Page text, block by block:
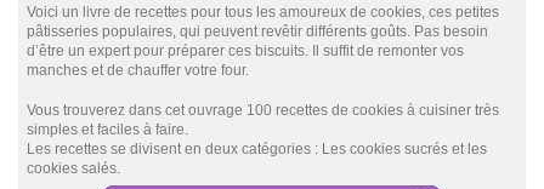
Voici un livre de recettes pour tous les amoureux de cookies, ces petites
pâtisseries populaires, qui peuvent revêtir différents goûts. Pas besoin
d’être un expert pour préparer ces biscuits. Il suffit de remonter vos
manches et de chauffer votre four.
Vous trouverez dans cet ouvrage 100 recettes de cookies à cuisiner très
simples et faciles à faire.
Les recettes se divisent en deux catégories : Les cookies sucrés et les
cookies salés.